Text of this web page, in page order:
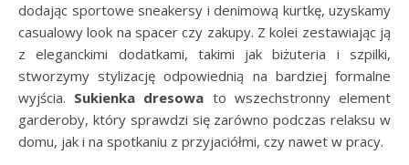
dodając sportowe sneakersy i denimową kurtkę, uzyskamy
casualowy look na spacer czy zakupy. Z kolei zestawiając ją
z eleganckimi dodatkami, takimi jak biżuteria i szpilki,
stworzymy stylizację odpowiednią na bardziej formalne
wyjścia. Sukienka dresowa to wszechstronny element
garderoby, który sprawdzi się zarówno podczas relaksu w
domu, jak i na spotkaniu z przyjaciółmi, czy nawet w pracy.